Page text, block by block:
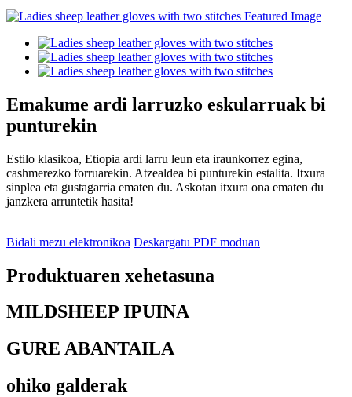
Emakume ardi larruzko eskularruak bi
punturekin
Estilo klasikoa, Etiopia ardi larru leun eta iraunkorrez egina,
cashmerezko forruarekin. Atzealdea bi punturekin estalita. Itxura
sinplea eta gustagarria ematen du. Askotan itxura ona ematen du
janzkera arruntetik hasita!
Bidali mezu elektronikoa Deskargatu PDF moduan
Produktuaren xehetasuna
MILDSHEEP IPUINA
GURE ABANTAILA
ohiko galderak